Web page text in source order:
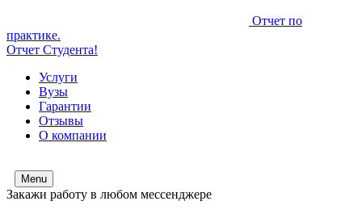
Отчет по
практике.
Отчет Студента!
Услуги
Вузы
Гарантии
Отзывы
О компании
Menu
Закажи работу в любом мессенджере